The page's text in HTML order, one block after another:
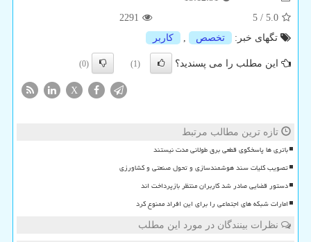
5.0
/
5
2291
تگهای خبر:
تخصص , كاربر
این مطلب را می پسندید؟ (1)
(0)
X
تازه ترین مطالب مرتبط
باتری ها پاسخگوی قطعی برق طولانی مدت نیستند
تصویب کلیات سند هوشمندسازی و تحول صنعتی و کشاورزی
دستور قضایی صادر شد کاربران منتظر بازپرداخت اند
امارات شبکه های اجتماعی را برای این افراد ممنوع کرد
نظرات بینندگان در مورد این مطلب